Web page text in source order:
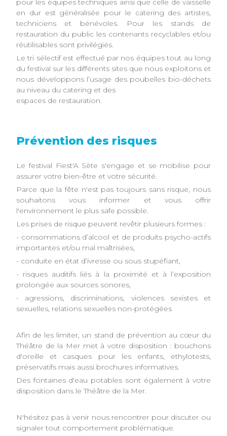
pour les équipes techniques ainsi que celle de vaisselle
en dur est généralisée pour le catering des artistes,
techniciens et bénévoles. Pour les stands de
restauration du public les contenants recyclables et/ou
réutilisables sont privilégiés.
Le tri sélectif est effectué par nos équipes tout au long
du festival sur les différents sites que nous exploitons et
nous développons l’usage des poubelles bio-déchets
au niveau du catering et des
espaces de restauration.
Prévention des risques
Le festival Fiest'A Sète s'engage et se mobilise pour
assurer votre bien-être et votre sécurité.
Parce que la fête n'est pas toujours sans risque, nous
souhaitons vous informer et vous offrir
l'environnement le plus safe possible.
Les prises de risque peuvent revêtir plusieurs formes :
- consommations d’alcool et de produits psycho-actifs
importantes et/ou mal maîtrisées,
- conduite en état d’ivresse ou sous stupéfiant,
- risques auditifs liés à la proximité et à l’exposition
prolongée aux sources sonores,
- agressions, discriminations, violences sexistes et
sexuelles, relations sexuelles non-protégées
Afin de les limiter, un stand de prévention au cœur du
Théâtre de la Mer met à votre disposition : bouchons
d'oreille et casques pour les enfants, ethylotests,
préservatifs mais aussi brochures informatives.
Des fontaines d'eau potables sont également à votre
disposition dans le Théâtre de la Mer.
N'hésitez pas à venir nous rencontrer pour discuter ou
signaler tout comportement problématique.